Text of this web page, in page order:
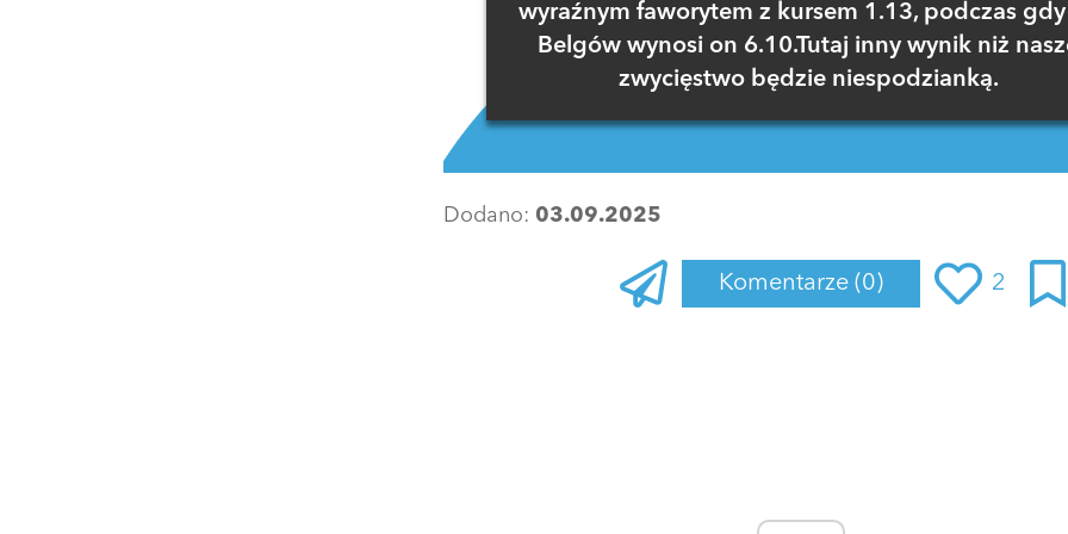
wyraźnym faworytem z kursem 1.13, podczas
Belgów wynosi on 6.10.Tutaj inny wynik niż
zwycięstwo będzie niespodzianką.
Dodano: 03.09.2025
Komentarze (0) 2